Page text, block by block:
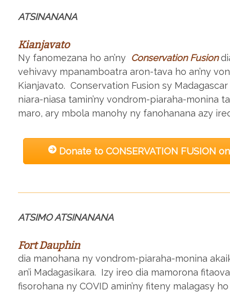
ATSINANANA
Kianjavato
Ny fanomezana ho an’ny Conservation Fusion
vehivavy mpanamboatra aron-tava ho an’ny
Kianjavato. Conservation Fusion sy
niara-niasa tamin’ny vondrom-piaraha-monina
maro, ary mbola manohy ny fanohanana azy
Donate to CONSERVATION FUSION
ATSIMO ATSINANANA
Fort Dauphin
dia manohana ny vondrom-piaraha-monina
an’i Madagasikara. Izy ireo dia mamorona
fisorohana ny COVID amin’ny fiteny malagasy